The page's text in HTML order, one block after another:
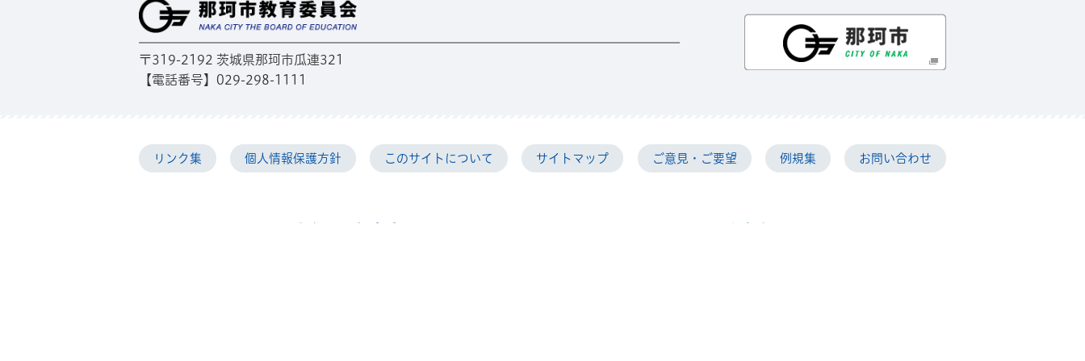
〒319-2192 茨城県那珂市瓜連321
【電話番号】029-298-1111
リンク集 個人情報保護方針 このサイトについて サイトマップ ご意見・ご要望 例規集 お問い合わせ